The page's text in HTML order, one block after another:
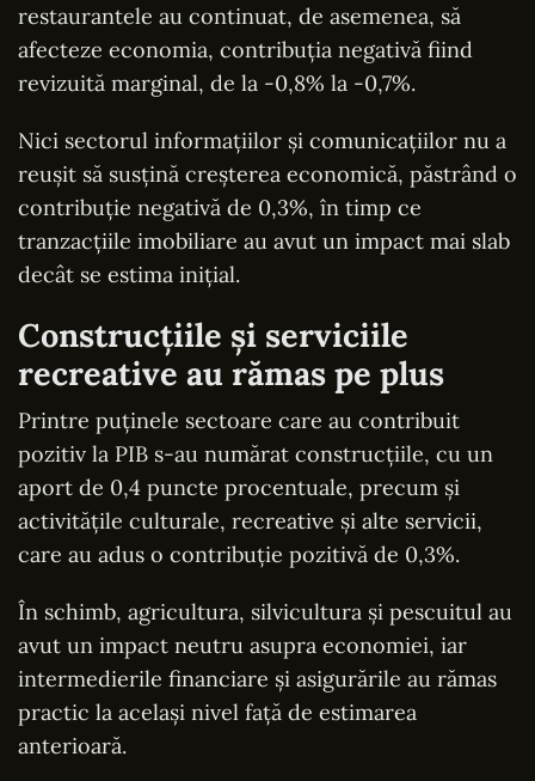
restaurantele au continuat, de asemenea, să
afecteze economia, contribuția negativă fiind
revizuită marginal, de la -0,8% la -0,7%.
Nici sectorul informațiilor și comunicațiilor nu a
reușit să susțină creșterea economică, păstrând o
contribuție negativă de 0,3%, în timp ce
tranzacțiile imobiliare au avut un impact mai slab
decât se estima inițial.
Construcțiile și serviciile
recreative au rămas pe plus
Printre puținele sectoare care au contribuit
pozitiv la PIB s-au numărat construcțiile, cu un
aport de 0,4 puncte procentuale, precum și
activitățile culturale, recreative și alte servicii,
care au adus o contribuție pozitivă de 0,3%.
În schimb, agricultura, silvicultura și pescuitul au
avut un impact neutru asupra economiei, iar
intermedierile financiare și asigurările au rămas
practic la același nivel față de estimarea
anterioară.